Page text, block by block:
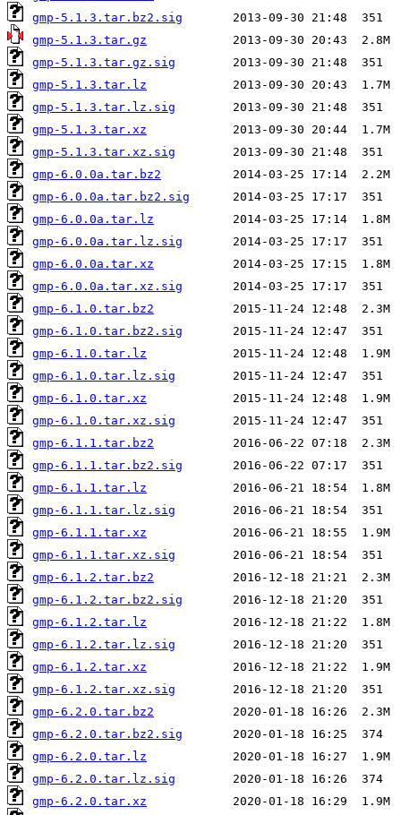
gmp-5.1.3.tar.bz2.sig
gmp-5.1.3.tar.gz
gmp-5.1.3.tar.gz.sig
gmp-5.1.3.tar.lz
gmp-5.1.3.tar.lz.sig
gmp-5.1.3.tar.xz
gmp-5.1.3.tar.xz.sig
gmp-6.0.0a.tar.bz2
gmp-6.0.0a.tar.bz2.sig
gmp-6.0.0a.tar.lz
gmp-6.0.0a.tar.lz.sig
gmp-6.0.0a.tar.xz
gmp-6.0.0a.tar.xz.sig
gmp-6.1.0.tar.bz2
gmp-6.1.0.tar.bz2.sig
gmp-6.1.0.tar.lz
gmp-6.1.0.tar.lz.sig
gmp-6.1.0.tar.xz
gmp-6.1.0.tar.xz.sig
gmp-6.1.1.tar.bz2
gmp-6.1.1.tar.bz2.sig
gmp-6.1.1.tar.lz
gmp-6.1.1.tar.lz.sig
gmp-6.1.1.tar.xz
gmp-6.1.1.tar.xz.sig
gmp-6.1.2.tar.bz2
gmp-6.1.2.tar.bz2.sig
gmp-6.1.2.tar.lz
gmp-6.1.2.tar.lz.sig
gmp-6.1.2.tar.xz
gmp-6.1.2.tar.xz.sig
gmp-6.2.0.tar.bz2
gmp-6.2.0.tar.bz2.sig
gmp-6.2.0.tar.lz
gmp-6.2.0.tar.lz.sig
gmp-6.2.0.tar.xz